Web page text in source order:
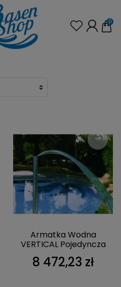
0
favorite_border
Armatka Wodna
VERTICAL Pojedyncza
8 472,23 zł